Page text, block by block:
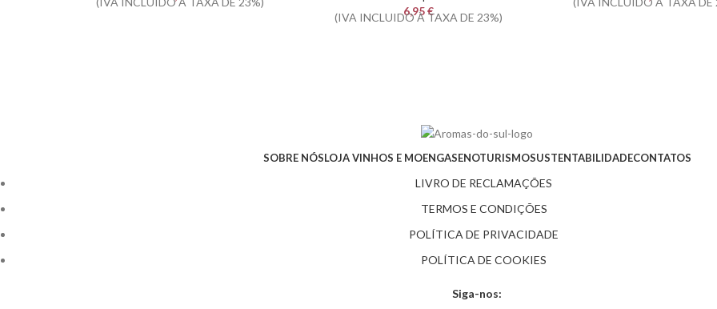
6,95€
(IVA INCLUIDO À TAXA DE 23%)
SOBRE NÓSLOJA VINHOS E MOENGASENOTURISMOSUSTENTABILIDADECONTATOS
LIVRO DE RECLAMAÇÕES
TERMOS E CONDIÇÕES
POLÍTICA DE PRIVACIDADE
POLÍTICA DE COOKIES
Siga-nos: